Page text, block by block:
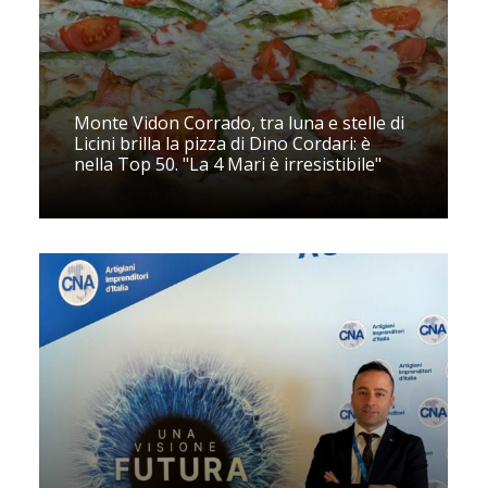
Monte Vidon Corrado, tra luna e stelle di
Licini brilla la pizza di Dino Cordari: è
nella Top 50. "La 4 Mari è irresistibile"